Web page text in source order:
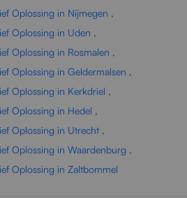
Oplossing in Nijmegen ,
Oplossing in Uden ,
Oplossing in Rosmalen ,
Oplossing in Geldermalsen ,
Oplossing in Kerkdriel ,
Oplossing in Hedel ,
Oplossing in Utrecht ,
Oplossing in Waardenburg ,
Oplossing in Zaltbommel